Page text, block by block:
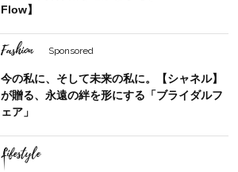
Flow】
Fashion Sponsored
今の私に、そして未来の私に。【シャネル】
が贈る、永遠の絆を形にする「ブライダルフ
ェア」
Lifestyle